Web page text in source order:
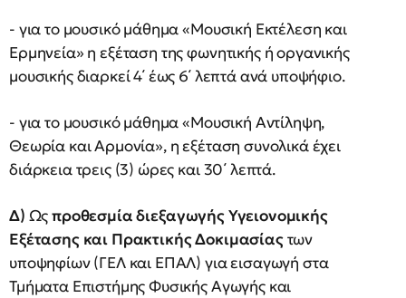
- για το μουσικό μάθημα «Μουσική Εκτέλεση και
Ερμηνεία» η εξέταση της φωνητικής ή οργανικής
μουσικής διαρκεί 4΄ έως 6΄ λεπτά ανά υποψήφιο.
- για το μουσικό μάθημα «Μουσική Αντίληψη,
Θεωρία και Αρμονία», η εξέταση συνολικά έχει
διάρκεια τρεις (3) ώρες και 30΄ λεπτά.
Δ) Ωςπροθεσμία διεξαγωγής Υγειονομικής
Εξέτασης και Πρακτικής Δοκιμασίαςτων
υποψηφίων (ΓΕΛ και ΕΠΑΛ) για εισαγωγή στα
Τμήματα Επιστήμης Φυσικής Αγωγής και